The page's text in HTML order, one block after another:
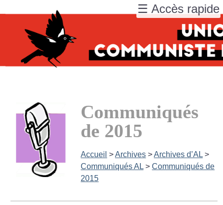
Communiqués
de 2015
Accueil >Archives >Archives d’AL >
Communiqués AL >Communiqués de
2015
☰ Accès rapide